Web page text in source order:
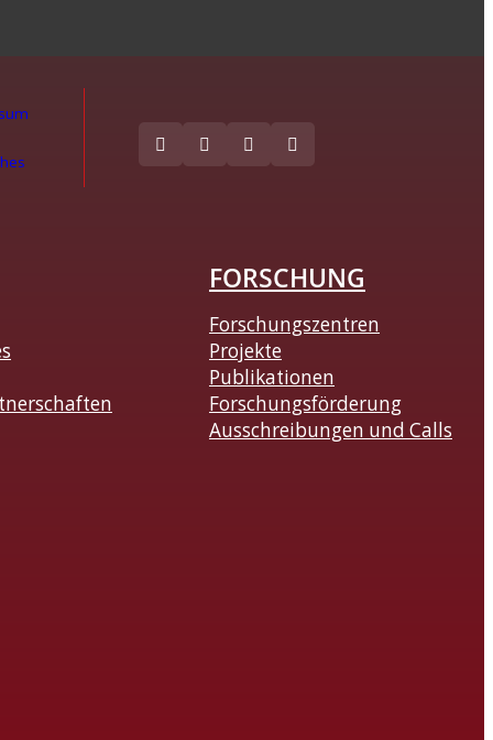
FORSCHUNG
Forschungszentren
Projekte
Publikationen
Forschungsförderung
Ausschreibungen und Calls